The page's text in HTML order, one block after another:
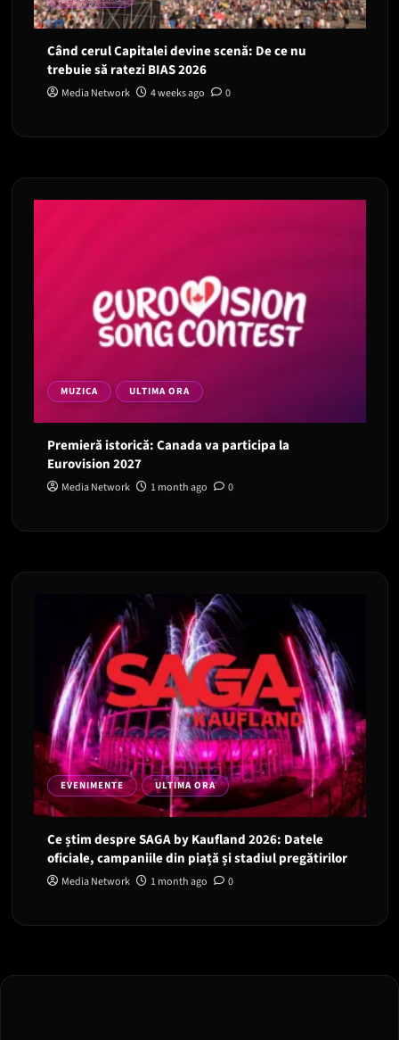
Când cerul Capitalei devine scenă: De ce nu
trebuie să ratezi BIAS 2026
Media Network 4 weeks ago 0
MUZICA ULTIMA ORA
Premieră istorică: Canada va participa la
Eurovision 2027
Media Network 1 month ago 0
EVENIMENTE ULTIMA ORA
Ce știm despre SAGA by Kaufland 2026: Datele
oficiale, campaniile din piață și stadiul pregătirilor
Media Network 1 month ago 0